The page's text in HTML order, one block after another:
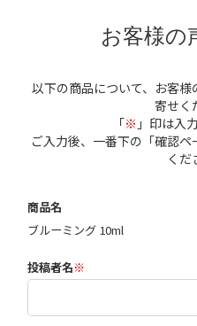
お客様の
以下の商品について、お客
寄せく
「※ 」印は入
ご入力後、一番下の「確認
くだ
商品名
ブルーミング 10ml
投稿者名※